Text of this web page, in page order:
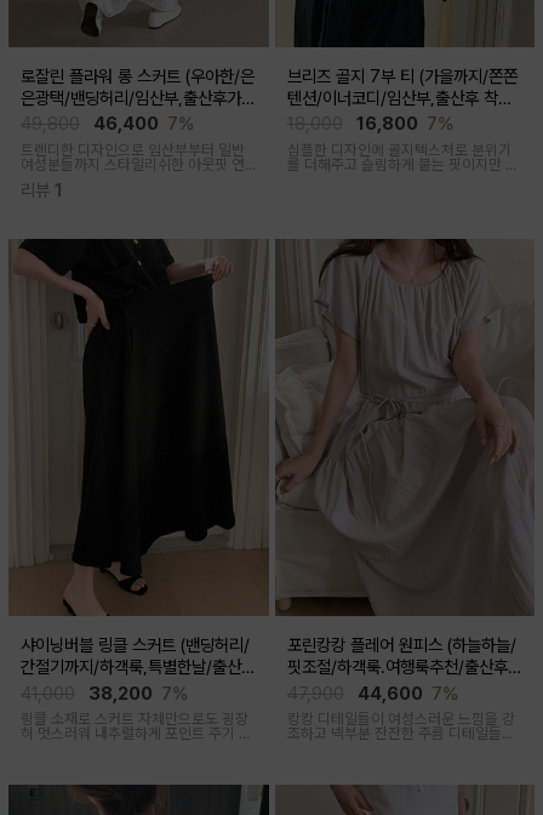
로잘린 플라워 롱 스커트 (우아한/은
은광택/밴딩허리/임산부,출산후가
46,400 7%
트렌디한 디자인으로 임산부부터 일반
여성분들까지 스타일리쉬한 아웃핏 연
패턴과 우아한 광택감이 세련된 롱스커
리뷰 1
브리즈 골지 7부 티 (가을까지/쫀쫀
텐션/이너코디/임산부,출산후 착용
16,800 7%
심플한 디자인에 골지텍스처로 분위기
를 더해주고 슬림하게 붙는 핏이지만 부
샤이닝버블 링클 스커트 (밴딩허리/
간절기까지/하객룩,특별한날/출산후
38,200 7%
링클 소재로 스커트 자체만으로도 굉장
히 멋스러워 내추럴하게 포인트 주기 좋
포린캉캉 플레어 원피스 (하늘하늘/
핏조절/하객룩.여행룩추천/출산후
44,600 7%
캉캉 디테일들이 여성스러운 느낌을 강
조하고 넥부분 잔잔한 주름 디테일들로